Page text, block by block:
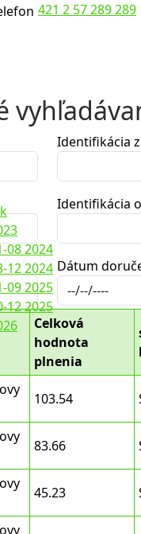
421 2 57 289 289
08 2024
12 2024
09 2025
12 2025
Identifikácia
Identifikácia
Dátum
Celková
hodnota
plnenia
103.54
83.66
45.23